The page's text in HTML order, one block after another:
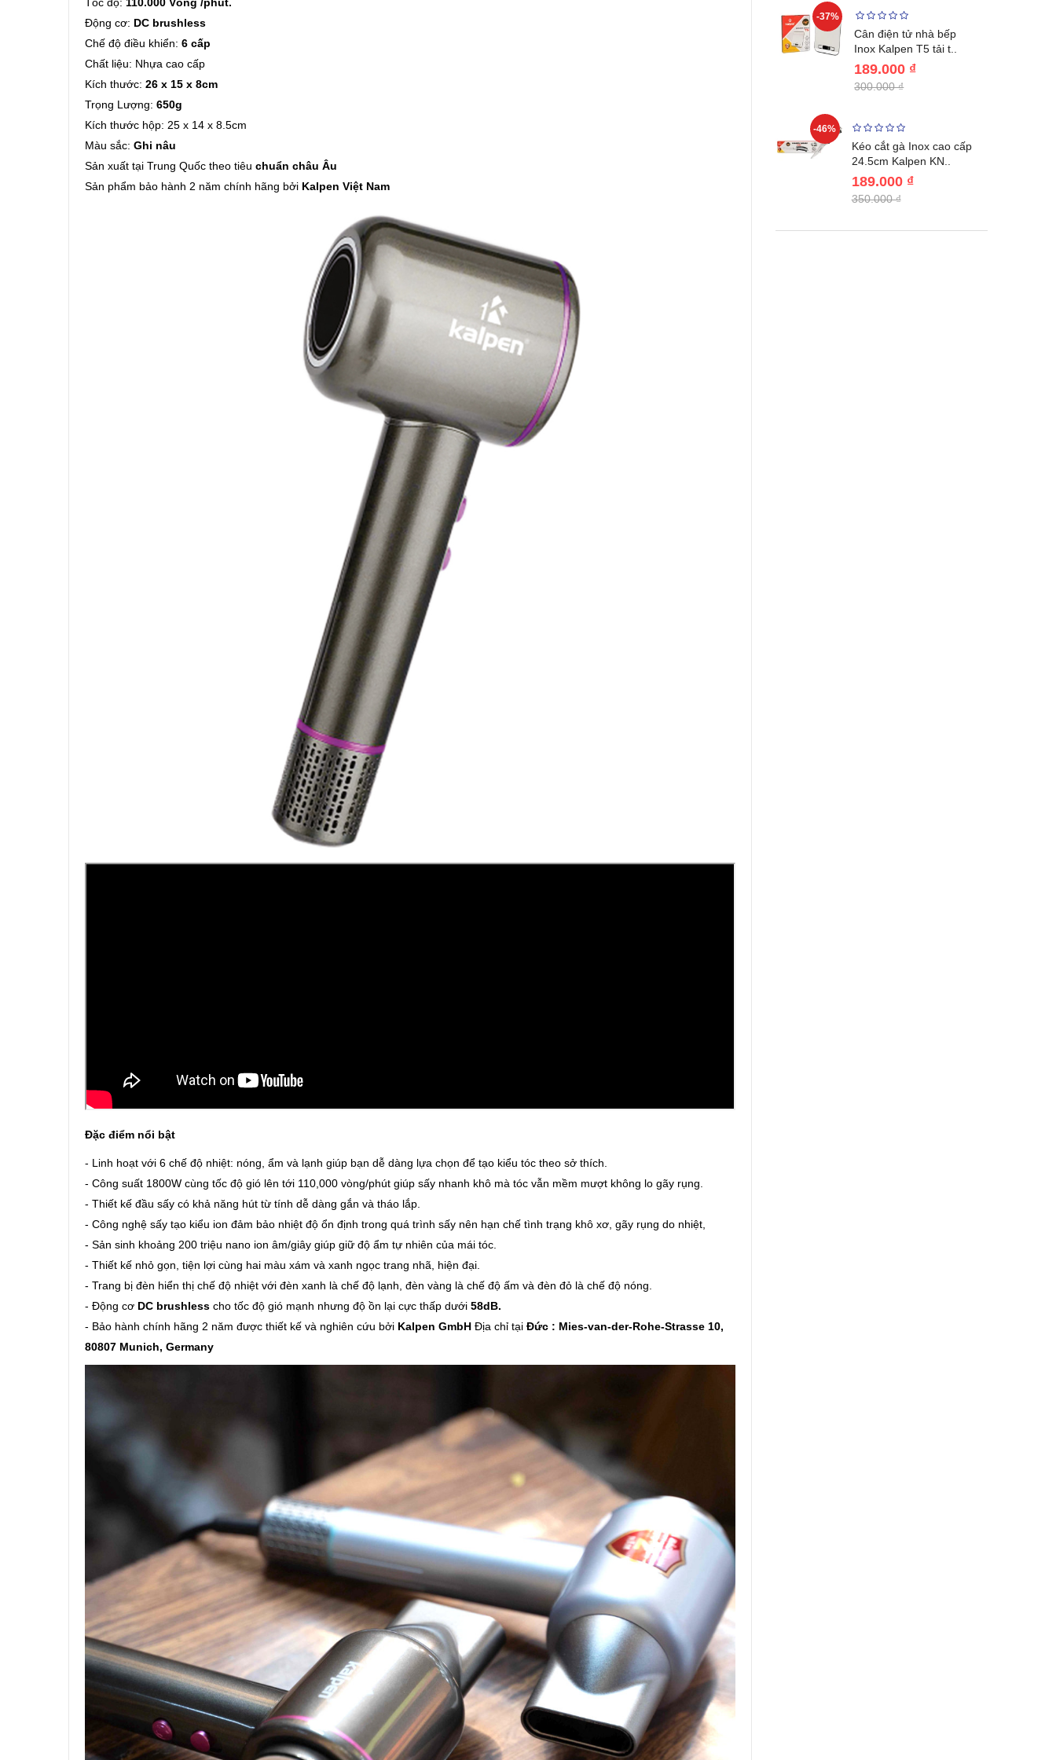
Động cơ: DC brushless
Chế độ điều khiển: 6 cấp
Chất liệu: Nhựa cao cấp
Kích thước: 26 x 15 x 8cm
Trọng Lượng: 650g
Kích thước hộp: 25 x 14 x 8.5cm
Màu sắc: Ghi nâu
Sản xuất tại Trung Quốc theo tiêu chuẩn châu Âu
Sản phẩm bảo hành 2 năm chính hãng bởi Kalpen Việt Nam
Đặc điểm nổi bật
- Linh hoạt với 6 chế độ nhiệt: nóng, ẩm và lạnh giúp bạn dễ dàng lựa chọn để tạo kiểu tóc theo sở thích.
- Công suất 1800W cùng tốc độ gió lên tới 110,000 vòng/phút giúp sấy nhanh khô mà tóc vẫn mềm mượt không lo gãy rụng.
- Thiết kế đầu sấy có khả năng hút từ tính dễ dàng gắn và tháo lắp.
- Công nghệ sấy tạo kiểu ion đảm bảo nhiệt độ ổn định trong quá trình sấy nên hạn chế tình trạng khô xơ, gãy rụng do nhiệt,
- Sản sinh khoảng 200 triệu nano ion âm/giây giúp giữ độ ẩm tự nhiên của mái tóc.
- Thiết kế nhỏ gọn, tiện lợi cùng hai màu xám và xanh ngọc trang nhã, hiện đại.
- Trang bị đèn hiển thị chế độ nhiệt với đèn xanh là chế độ lạnh, đèn vàng là chế độ ấm và đèn đỏ là chế độ nóng.
- Động cơ DC brushless cho tốc độ gió mạnh nhưng độ ồn lại cực thấp dưới 58dB.
- Bảo hành chính hãng 2 năm được thiết kế và nghiên cứu bởi Kalpen GmbH Địa chỉ tại Đức : Mies-van-der-Rohe-Strasse 10,
80807 Munich, Germany
-37%
Cân điện tử nhà bếp
Inox Kalpen T5 tải t..
189.000 ₫
300.000 ₫
-46%
Kéo cắt gà Inox cao cấp
24.5cm Kalpen KN..
189.000 ₫
350.000 ₫